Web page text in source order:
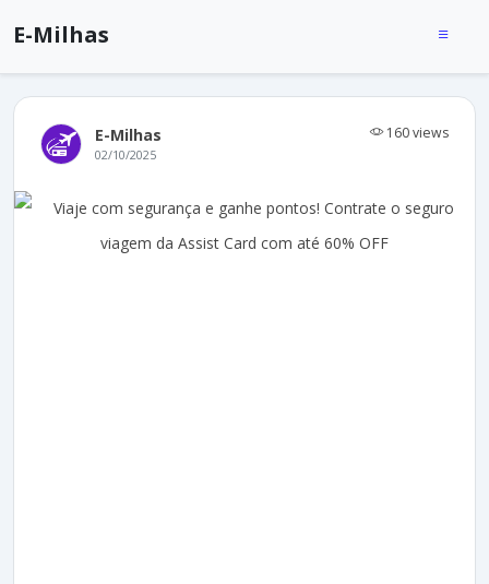
E-Milhas
E-Milhas 160 views
02/10/2025